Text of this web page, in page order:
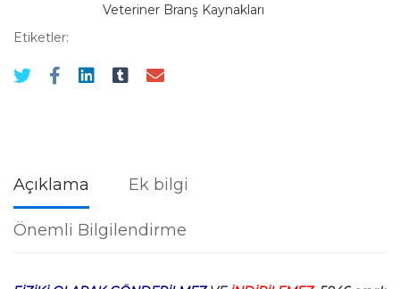
Veteriner Branş Kaynakları
Etiketler:
Açıklama Ek bilgi
Önemli Bilgilendirme